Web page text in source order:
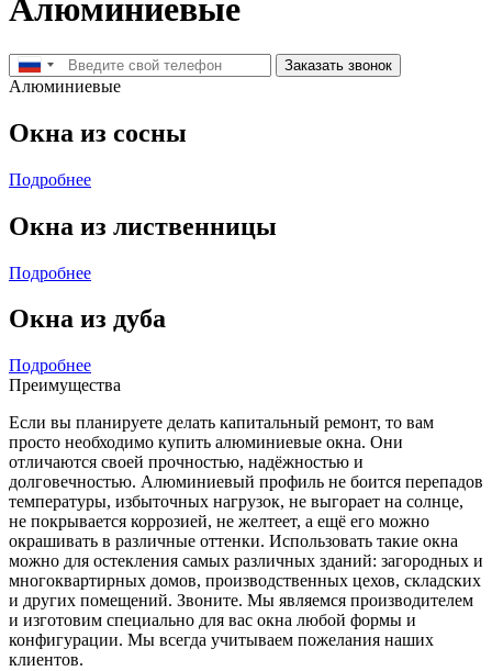
Алюминиевые
Заказать звонок
Алюминиевые
Окна из сосны
Подробнее
Окна из лиственницы
Подробнее
Окна из дуба
Подробнее
Преимущества
Если вы планируете делать капитальный ремонт, то вам
просто необходимо купить алюминиевые окна. Они
отличаются своей прочностью, надёжностью и
долговечностью. Алюминиевый профиль не боится перепадов
температуры, избыточных нагрузок, не выгорает на солнце,
не покрывается коррозией, не желтеет, а ещё его можно
окрашивать в различные оттенки. Использовать такие окна
можно для остекления самых различных зданий: загородных и
многоквартирных домов, производственных цехов, складских
и других помещений. Звоните. Мы являемся производителем
и изготовим специально для вас окна любой формы и
конфигурации. Мы всегда учитываем пожелания наших
клиентов.